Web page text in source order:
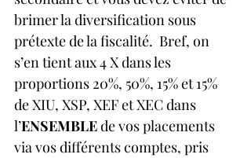
brimer la diversification sous
prétexte de la fiscalité.  Bref, on
s’en tient aux 4 X dans les
proportions 20%, 50%, 15% et 15%
de XIU, XSP, XEF et XEC dans
l’ENSEMBLE de vos placements
via vos différents comptes, pris